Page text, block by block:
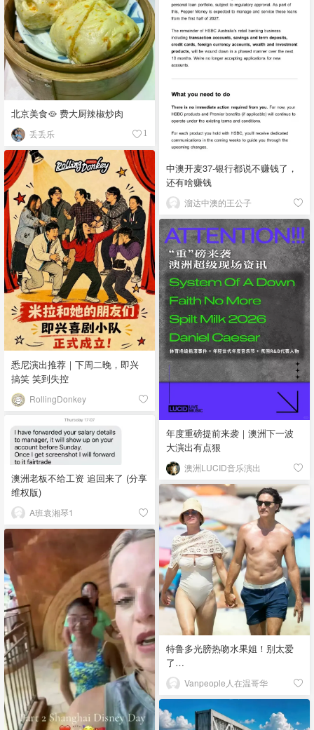
北京美食🥘 费大厨辣椒炒肉
丢丢乐 1
中澳开麦37-银行都说不赚钱了，
还有啥赚钱
溜达中澳的王公子
悉尼演出推荐｜下周二晚，即兴
搞笑 笑到失控
RollingDonkey
年度重磅提前来袭｜澳洲下一波
大演出有点狠
澳洲LUCID音乐演出
澳洲老板不给工资 追回来了 (分享
维权版)
A班袁湘琴1
特鲁多光膀热吻水果姐！别太爱
了…
Vanpeople人在温哥华